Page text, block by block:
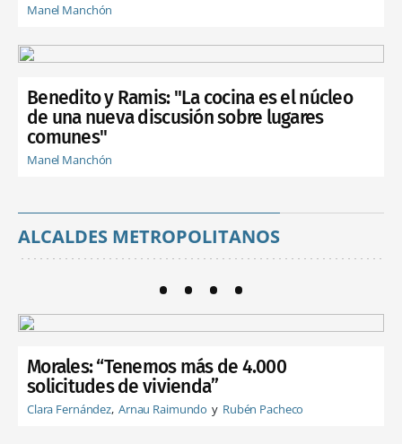
Manel Manchón
Benedito y Ramis: "La cocina es el núcleo
de una nueva discusión sobre lugares
comunes"
Manel Manchón
ALCALDES METROPOLITANOS
Morales: “Tenemos más de 4.000
solicitudes de vivienda”
Clara Fernández Arnau Raimundo Rubén Pacheco